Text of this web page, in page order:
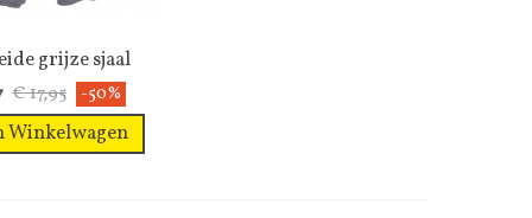
Wenslijst
grijze sjaal
€ 17,95 -50%
Winkelwagen